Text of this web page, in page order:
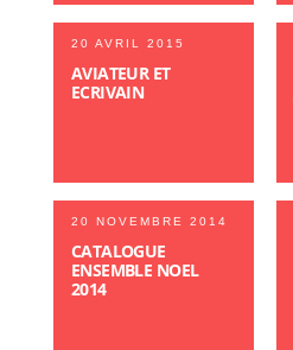
20 AVRIL 2015
AVIATEUR ET
ECRIVAIN
20 NOVEMBRE 2014
CATALOGUE
ENSEMBLE NOEL
2014